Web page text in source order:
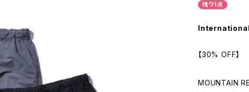
残り1点
【30% OFF】
MOUNTAIN